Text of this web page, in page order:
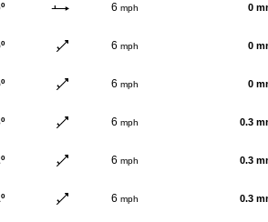
6 mph 0
6 mph 0
6 mph 0
6 mph 0.3
6 mph 0.3
6 mph 0.3